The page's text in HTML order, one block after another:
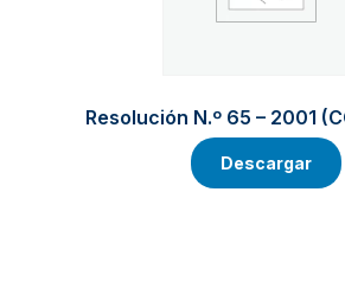
Resolución N.º 65 – 2001
Descargar